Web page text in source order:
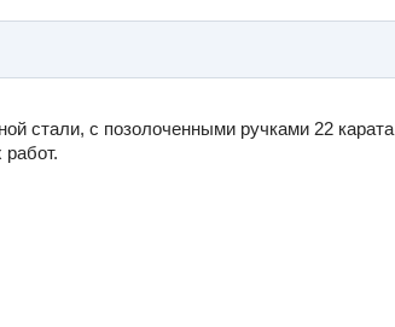
стали, с позолоченными ручками 22 карата